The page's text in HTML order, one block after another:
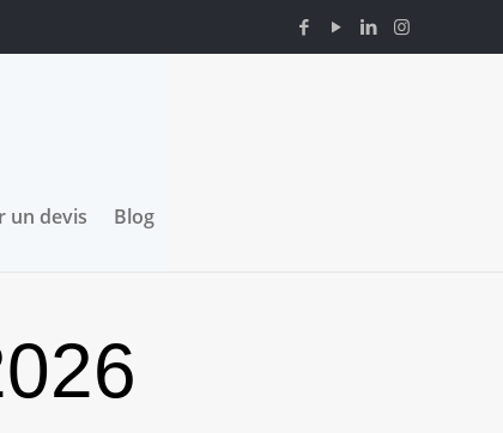
un devis Blog